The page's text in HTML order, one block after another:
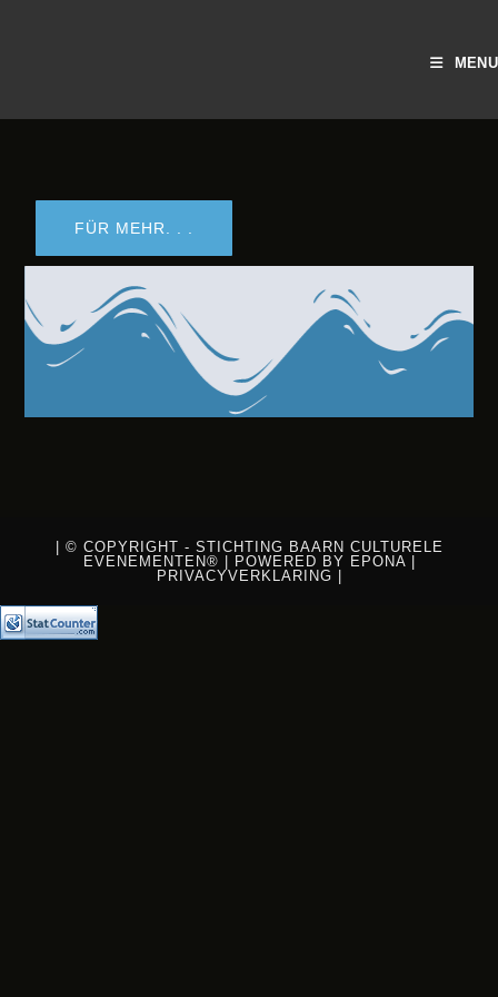
MENU
FÜR MEHR. . .
| © COPYRIGHT - STICHTING BAARN CULTURELE
EVENEMENTEN® |
POWERED BY EPONA
PRIVACYVERKLARING